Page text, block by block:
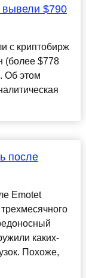
вывели $790
с криптобирж
(более $778
Об этом
после
Emotet
каких-
Похоже,